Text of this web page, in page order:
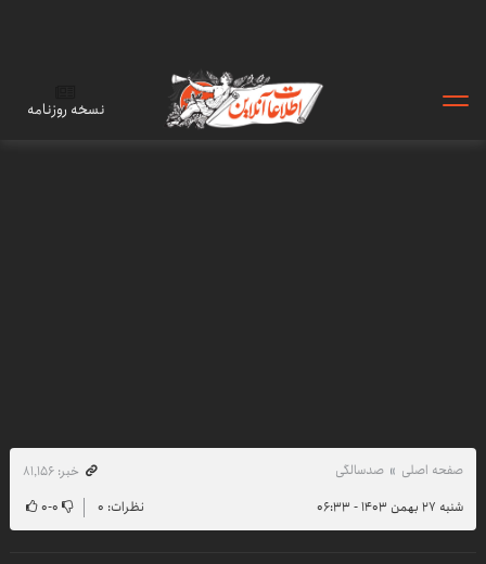
نسخه روزنامه
صفحه اصلی صدسالگی
خبر: ۸۱٬۱۵۶
شنبه ۲۷ بهمن ۱۴۰۳ - ۰۶:۳۳
نظرات: ۰ ۰-۰